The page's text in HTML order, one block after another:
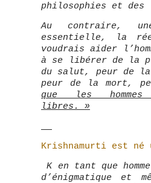
philosophies et des
Au contraire,
essentielle, la
voudrais aider
à se libérer de la
du salut, peur de
peur de la mort,
que les hommes
libres. »
Krishnamurti est né
K en tant que
d’énigmatique et